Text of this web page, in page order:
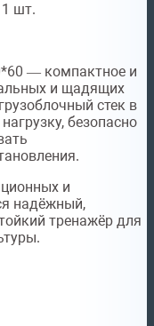
шт.
— компактное и
и щадящих
стек в
безопасно
и
надёжный,
тренажёр для